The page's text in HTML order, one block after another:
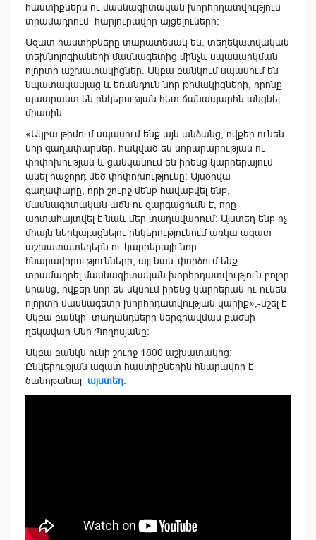
հաստիքներն ու մասնագիտական խորհրդատվություն
տրամադրում հարյուրավոր այցելուների։
Ազատ հաստիքները տարատեսակ են. տեղեկատվական
տեխնոլոգիաների մասնագետից մինչև սպասարկման
ոլորտի աշխատակիցներ. Ակբա բանկում սպասում են
նպատակասլաց և եռանդուն նոր թիմակիցների, որոնք
պատրաստ են ընկերության հետ ճանապարհն անցնել
միասին։
«Ակբա թիմում սպասում ենք այն անձանց, ովքեր ունեն
նոր գաղափարներ, հակված են նորարարության ու
փոփոխության և ցանկանում են իրենց կարիերայում
անել հաջորդ մեծ փոփոխությունը։ Այսօրվա
գաղափարը, որի շուրջ մենք հավաքվել ենք,
մասնագիտական աճն ու զարգացումն է, որը
արտահայտվել է նաև մեր տաղավարում։ Այստեղ ենք ոչ
միայն ներկայացնելու ընկերությունում առկա ազատ
աշխատատեղերն ու կարիերայի նոր
հնարավորությունները, այլ նաև փորձում ենք
տրամադրել մասնագիտական խորհրդատվություն բոլոր
նրանց, ովքեր նոր են սկսում իրենց կարիերան ու ունեն
ոլորտի մասնագետի խորհրդատվության կարիք»,-նշել է
Ակբա բանկի տաղանդների ներգրավման բաժնի
ղեկավար Անի Պողոսյանը։
Ակբա բանկն ունի շուրջ 1800 աշխատակից:
Ընկերության ազատ հաստիքներին հնարավոր է
ծանոթանալ այստեղ։